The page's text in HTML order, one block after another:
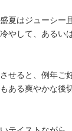
夏はジューシ
やして、あるい
せると、例年ご
ある爽やかな後